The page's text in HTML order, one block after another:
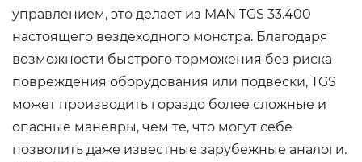
управлением, это делает из MAN TGS 33.400
настоящего вездеходного монстра. Благодаря
возможности быстрого торможения без риска
повреждения оборудования или подвески, TGS
может производить гораздо более сложные и
опасные маневры, чем те, что могут себе
позволить даже известные зарубежные аналоги.